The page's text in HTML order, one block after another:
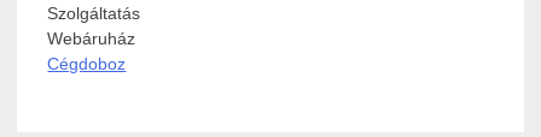
Szolgáltatás
Webáruház
Cégdoboz